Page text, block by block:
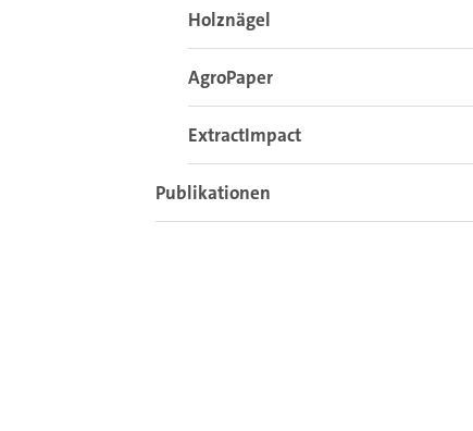
Holznägel
AgroPaper
ExtractImpact
Publikationen